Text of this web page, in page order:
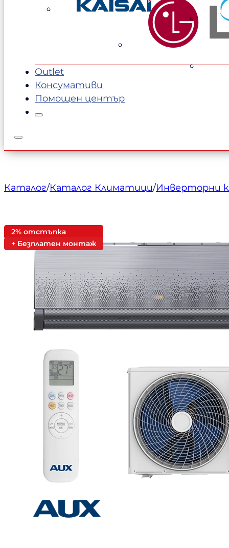
Outlet
Консумативи
Помощен център
Каталог/Каталог Климатици/Инверторни
2% отстъпка
+ Безплатен монтаж